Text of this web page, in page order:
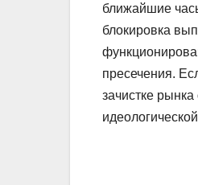
ближайшие
блокировка
пресечения.
зачистке